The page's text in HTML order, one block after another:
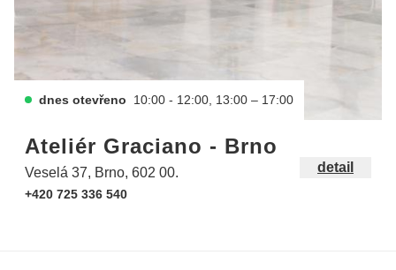
dnes otevřeno 10:00 - 12:00, 13:00 – 17:00
Ateliér Graciano - Brno
Veselá 37, Brno, 602 00.
+420 725 336 540
detail